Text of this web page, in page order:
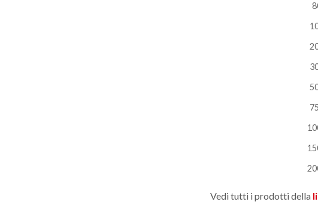
Vedi tutti i prodotti della